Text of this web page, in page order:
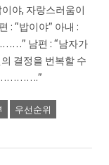
이야, 자랑스러움이
: “밥이야” 아내 :
남편 : “남자가
결정을 번복할 수
우선순위